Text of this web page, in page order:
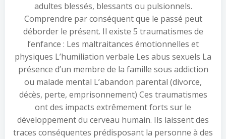
adultes blessés, blessants ou pulsionnels.
Comprendre par conséquent que le passé peut
déborder le présent. Il existe 5 traumatismes de
l’enfance : Les maltraitances émotionnelles et
physiques L’humiliation verbale Les abus sexuels La
présence d’un membre de la famille sous addiction
ou malade mental L’abandon parental (divorce,
décès, perte, emprisonnement) Ces traumatismes
ont des impacts extrêmement forts sur le
développement du cerveau humain. Ils laissent des
traces conséquentes prédisposant la personne à des